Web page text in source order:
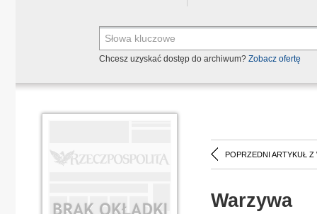
Chcesz uzyskać dostęp do archiwum? Zobacz ofertę
POPRZEDNI ARTYKUŁ Z
Warzywa